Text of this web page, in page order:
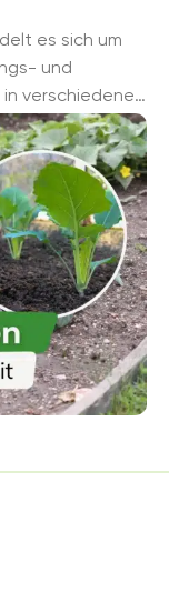
es sich um
und
in verschiedenen